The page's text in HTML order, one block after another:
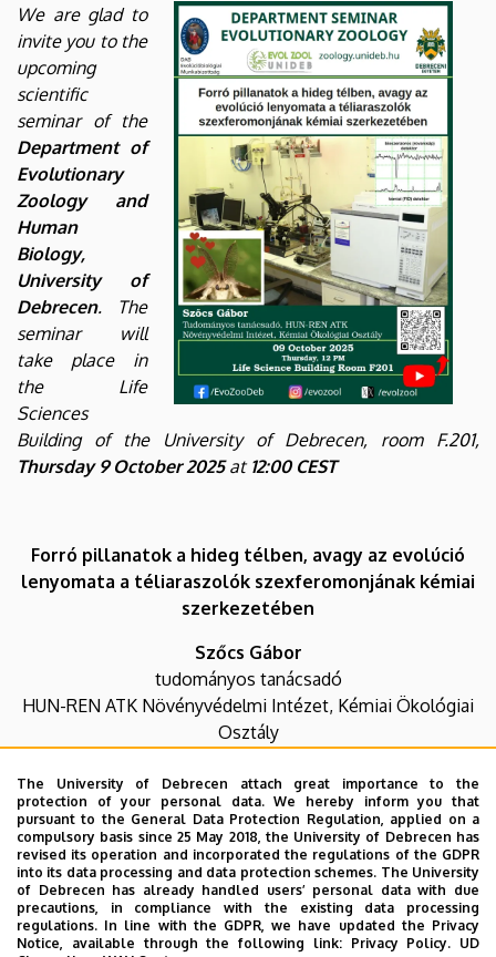
kémiai
szerkezetében
Institute
of
Biology
and
Ecology
We are glad to
invite you to the
upcoming
scientific
seminar of the
Department of
Evolutionary
Zoology and
Human
Biology,
University of
Debrecen. The
seminar will
take place in
the Life
Sciences
Building of the University of Debrecen, room F.201,
Thursday 9 October 2025at 12:00 CEST
Forró pillanatok a hideg télben, avagy az evolúció
lenyomata a téliaraszolók szexferomonjának kémiai
szerkezetében
Szőcs Gábor
tudományos tanácsadó
HUN-REN ATK Növényvédelmi Intézet, Kémiai Ökológiai
Osztály
The talk will be delivered inHungarianand can be
viewed live at the following link:
The University of Debrecen attach great importance to the
protection of your personal data. We hereby inform you that
pursuant to the General Data Protection Regulation, applied on a
compulsory basis since 25 May 2018, the University of Debrecen has
revised its operation and incorporated the regulations of the GDPR
into its data processing and data protection schemes. The University
of Debrecen has already handled users’ personal data with due
precautions, in compliance with the existing data processing
regulations. In line with the GDPR, we have updated the Privacy
Notice, available through the following link: Privacy Policy. UD